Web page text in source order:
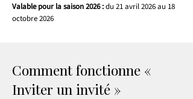
Valable pour la saison 2026 :du 21 avril 2026 au 18
octobre 2026
Comment fonctionne «
Inviter un invité »